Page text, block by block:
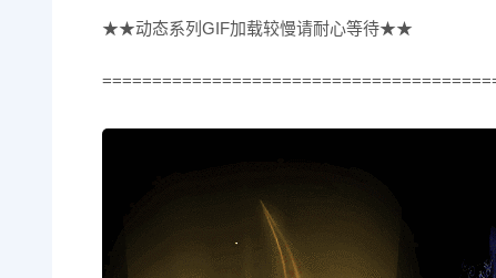
★★动态系列GIF加载较慢请耐心等待★★